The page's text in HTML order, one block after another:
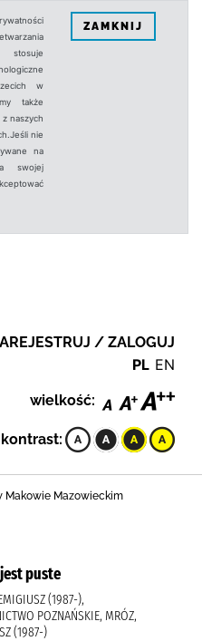
stosuje
w
także
naszych
nie
na
swojej
ZAMKNIJ
/ ZALOGUJ
PL EN
wielkość:
kontrast:
Makowie Mazowieckim
puste
(1987-),
POZNAŃSKIE, MRÓZ,
(1987-)